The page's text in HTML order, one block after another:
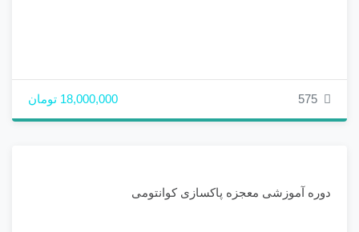
575 18,000,000 تومان
دوره آموزشی معجزه پاکسازی کوانتومی